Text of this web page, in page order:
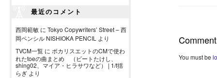
最近のコメント
西岡範敏 に Tokyo Copywriters’ Street – 西
岡ペンシル NISHIOKA PENCIL より
TVCM一覧 に ポカリスエットのCMで使わ
れたtoeの曲まとめ （ビートたけし、
shing02、マイア・ヒラサワなど） | 1/f揺
らぎ より
Comment
You must be